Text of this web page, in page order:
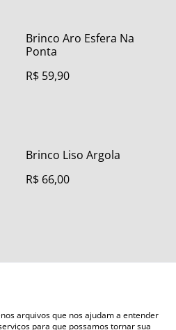
Brinco Aro Esfera Na
Ponta
R$ 59,90
Brinco Liso Argola
R$ 66,00
Legal Terms
Cookie Policy
arquivos que nos ajudam a entender
para que possamos tornar sua